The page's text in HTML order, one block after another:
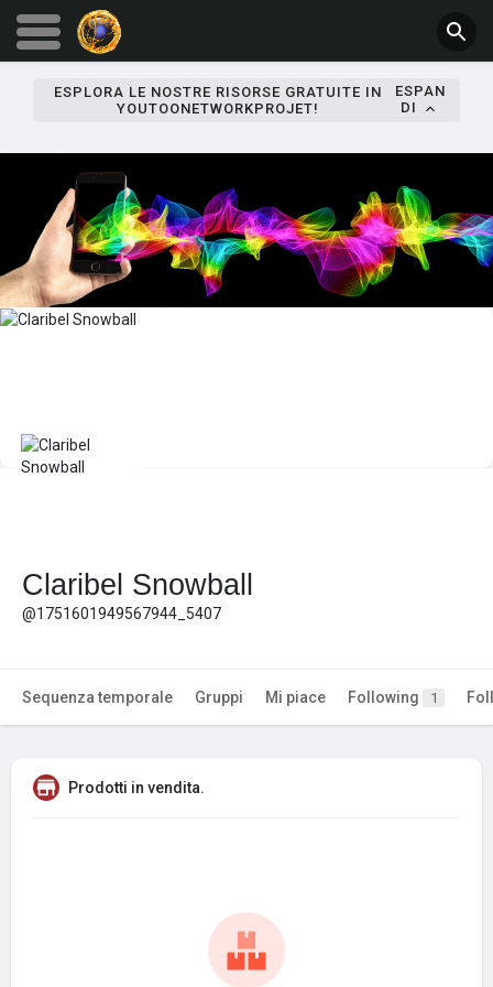
ESPLORA LE NOSTRE RISORSE GRATUITE IN
YOUTOONETWORKPROJET!
ESPAN
DI
Claribel Snowball
@1751601949567944_5407
Sequenza temporale Gruppi Mi piace Following 1
Prodotti in vendita.